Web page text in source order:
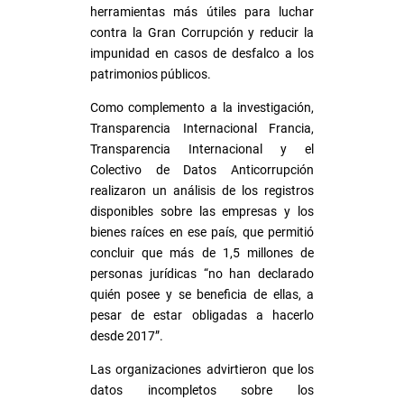
herramientas más útiles para luchar
contra la Gran Corrupción y reducir la
impunidad en casos de desfalco a los
patrimonios públicos.
Como complemento a la investigación,
Transparencia Internacional Francia,
Transparencia Internacional y el
Colectivo de Datos Anticorrupción
realizaron un análisis de los registros
disponibles sobre las empresas y los
bienes raíces en ese país, que permitió
concluir que más de 1,5 millones de
personas jurídicas “no han declarado
quién posee y se beneficia de ellas, a
pesar de estar obligadas a hacerlo
desde 2017”.
Las organizaciones advirtieron que los
datos incompletos sobre los